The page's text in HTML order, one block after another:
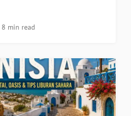
8 min read